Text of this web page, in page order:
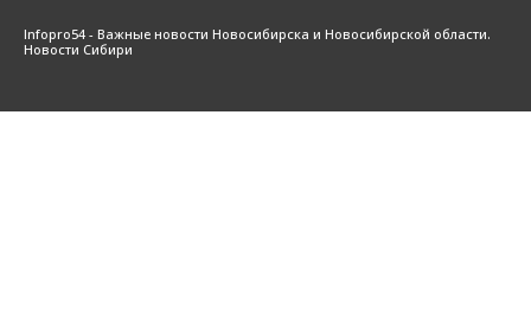
Infopro54 - Важные новости Новосибирска и Новосибирской области.
Новости Сибири